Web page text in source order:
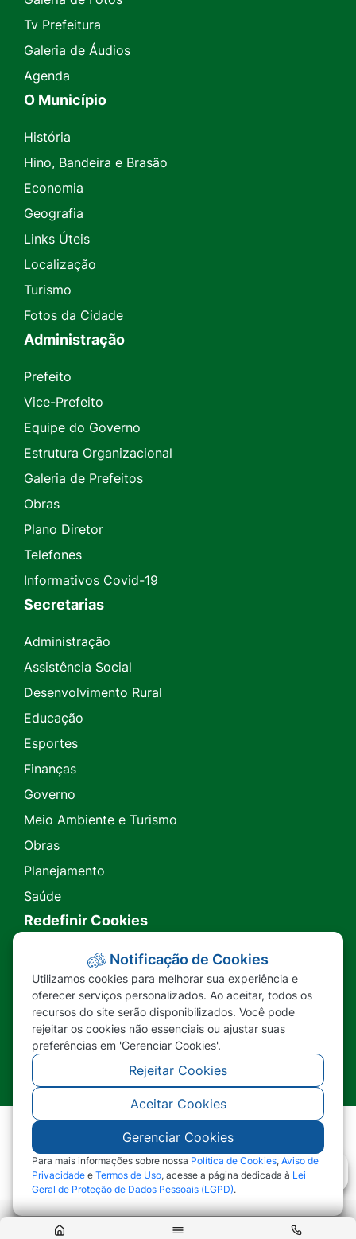
Tv Prefeitura
Galeria de Áudios
Agenda
O Município
História
Hino, Bandeira e Brasão
Economia
Geografia
Links Úteis
Localização
Turismo
Fotos da Cidade
Administração
Prefeito
Vice-Prefeito
Equipe do Governo
Estrutura Organizacional
Galeria de Prefeitos
Obras
Plano Diretor
Telefones
Informativos Covid-19
Secretarias
Administração
Assistência Social
Desenvolvimento Rural
Educação
Esportes
Finanças
Governo
Meio Ambiente e Turismo
Obras
Planejamento
Saúde
Redefinir Cookies
Transparência
Ouvidoria
SIC
©2026 - Prefeitura Municipal de Nova Lacerda -
MT - Todos os direitos reservados
Notificação de Cookies
Utilizamos cookies para melhorar sua experiência e
oferecer serviços personalizados. Ao aceitar, todos os
recursos do site serão disponibilizados. Você pode
rejeitar os cookies não essenciais ou ajustar suas
preferências em 'Gerenciar Cookies'.
Rejeitar Cookies
Aceitar Cookies
Gerenciar Cookies
Para mais informações sobre nossa Política de Cookies, Aviso de
Privacidade e Termos de Uso, acesse a página dedicada à Lei
Geral de Proteção de Dados Pessoais (LGPD).